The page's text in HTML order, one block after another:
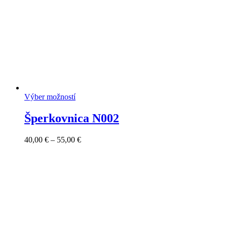
Výber možností
Šperkovnica N002
40,00 € – 55,00 €Price